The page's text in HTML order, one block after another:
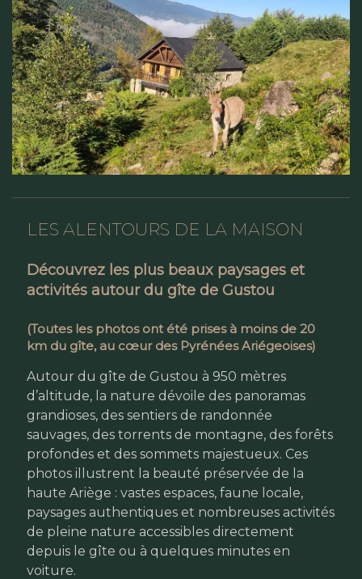
LES ALENTOURS DE LA MAISON
Découvrez les plus beaux paysages et
activités autour du gîte de Gustou
(Toutes les photos ont été prises à moins de 20
km du gîte, au cœur des Pyrénées Ariégeoises)
Autour du gîte de Gustou à 950 mètres
d’altitude, la nature dévoile des panoramas
grandioses, des sentiers de randonnée
sauvages, des torrents de montagne, des forêts
profondes et des sommets majestueux. Ces
photos illustrent la beauté préservée de la
haute Ariège : vastes espaces, faune locale,
paysages authentiques et nombreuses activités
de pleine nature accessibles directement
depuis le gîte ou à quelques minutes en
voiture.